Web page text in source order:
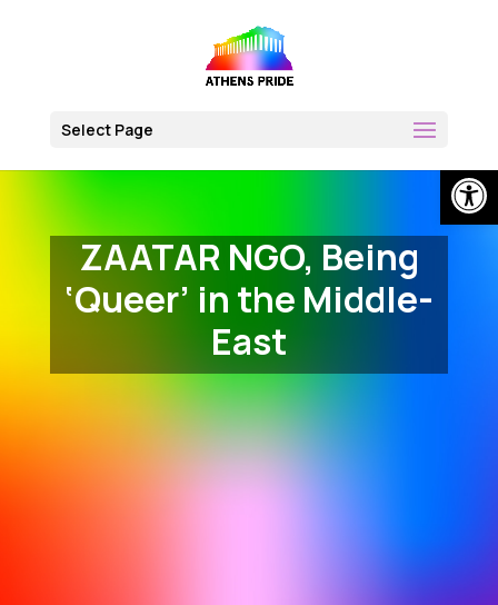
Select Page
ZAATAR NGO, Being
‘Queer’ in the Middle-
East